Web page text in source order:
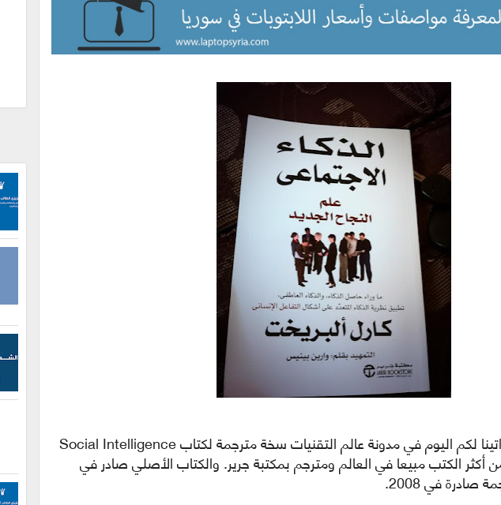
إلى كل محبي القراءة اتينا لكم اليوم في مدونة عالم التقنيات سخة مترجمة لكتاب Social Intelligence
أكثر الكتب مبيعا في العالم ومترجم بمكتبة جرير. والكتاب الأصلي صادر في